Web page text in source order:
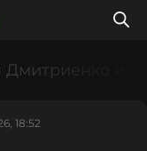
Дмитриенко и
18:52